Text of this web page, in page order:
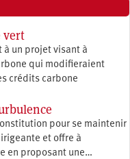
vert
à un projet visant à
qui modifieraient
crédits carbone
pour se maintenir
et offre à
en proposant une…